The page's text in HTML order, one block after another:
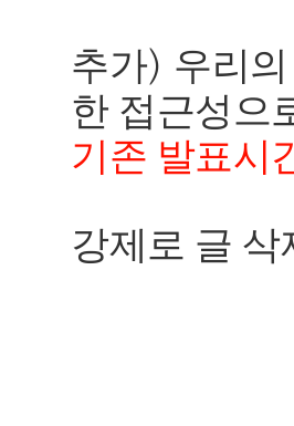
추가) 우리
한 접근성으
기존 발표시
강제로 글